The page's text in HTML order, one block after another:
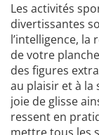
Les activités
divertissantes
l’intelligence, la
de votre
des figures
au plaisir et à la
joie de glisse
ressent en